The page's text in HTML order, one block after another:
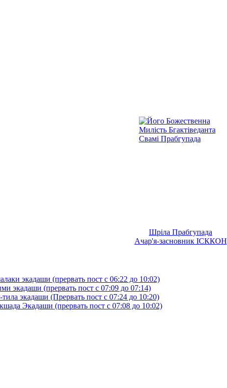
Шріла Прабгупада
Ачар'я-засновник ІСККОН
экадаши (прервать пост с 06:22 до 10:02)
экадаши (прервать пост с 07:09 до 07:14)
экадаши (Прервать пост с 07:24 до 10:20)
Экадаши (прервать пост с 07:08 до 10:02)